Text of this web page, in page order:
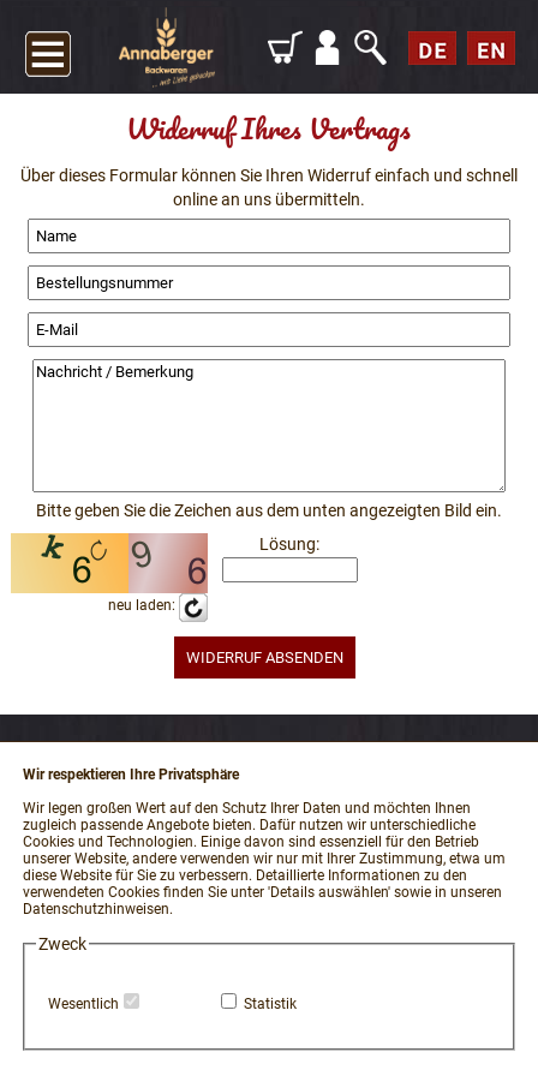
Wir respektieren Ihre Privatsphäre
Wir legen großen Wert auf den Schutz Ihrer Daten und möchten Ihnen
zugleich passende Angebote bieten. Dafür nutzen wir unterschiedliche
Cookies und Technologien. Einige davon sind essenziell für den Betrieb
unserer Website, andere verwenden wir nur mit Ihrer Zustimmung, etwa um
diese Website für Sie zu verbessern. Detaillierte Informationen zu den
verwendeten Cookies finden Sie unter 'Details auswählen' sowie in unseren
Datenschutzhinweisen.
Zweck
Wesentlich Statistik
Widerruf Ihres Vertrags
Über dieses Formular können Sie Ihren Widerruf einfach und schnell
online an uns übermitteln.
Bitte geben Sie die Zeichen aus dem unten angezeigten Bild ein.
neu laden:
Lösung:
RECHTLICHES
Impressum
AGB und Kundeninformationen
Datenschutzerklärung
Widerrufsbelehrung / Muster-Widerrufsformular
Zahlung und Versand